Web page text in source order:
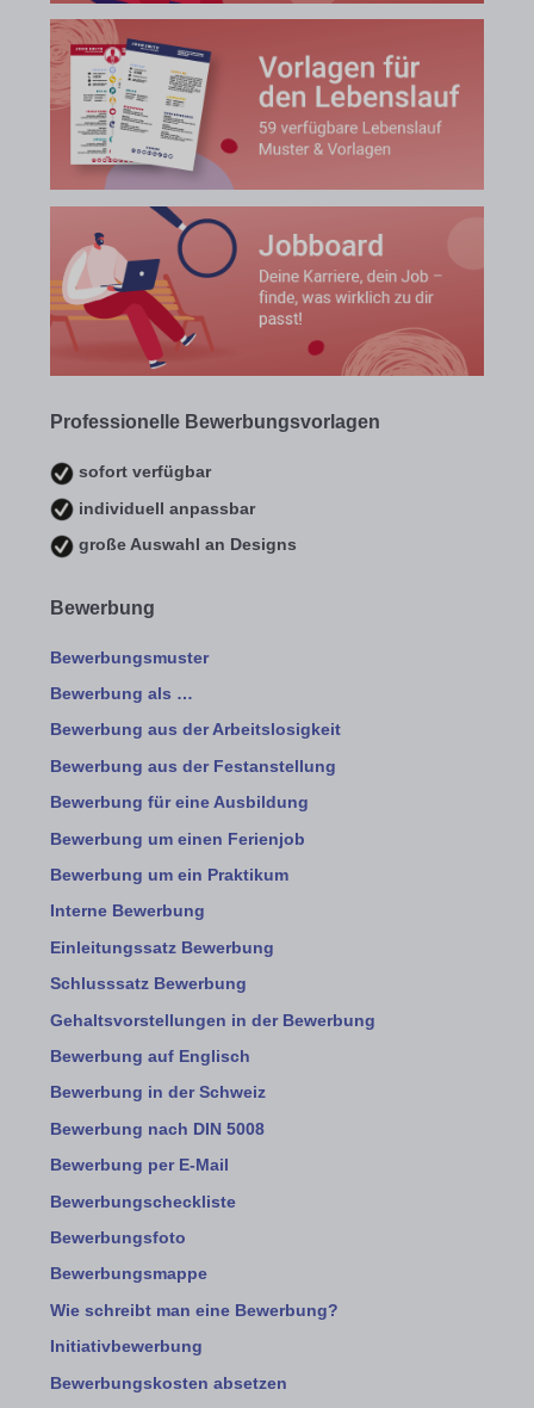
Professionelle Bewerbungsvorlagen
sofort verfügbar
individuell anpassbar
große Auswahl an Designs
Bewerbung
Bewerbungsmuster
Bewerbung als …
Bewerbung aus der Arbeitslosigkeit
Bewerbung aus der Festanstellung
Bewerbung für eine Ausbildung
Bewerbung um einen Ferienjob
Bewerbung um ein Praktikum
Interne Bewerbung
Einleitungssatz Bewerbung
Schlusssatz Bewerbung
Gehaltsvorstellungen in der Bewerbung
Bewerbung auf Englisch
Bewerbung in der Schweiz
Bewerbung nach DIN 5008
Bewerbung per E-Mail
Bewerbungscheckliste
Bewerbungsfoto
Bewerbungsmappe
Wie schreibt man eine Bewerbung?
Initiativbewerbung
Bewerbungskosten absetzen